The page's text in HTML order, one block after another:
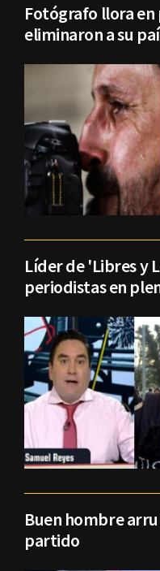
Fotógrafo llora
eliminaron a su
Líder de 'Libres y
periodistas en
Buen hombre
partido